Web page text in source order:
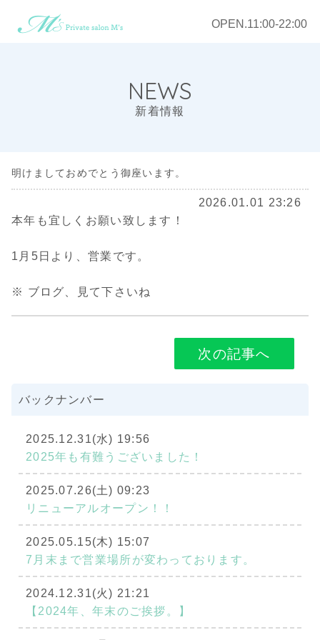
OPEN.11:00-22:00
NEWS
新着情報
明けましておめでとう御座います。
2026.01.01 23:26
本年も宜しくお願い致します！
1月5日より、営業です。
※ ブログ、見て下さいね
次の記事へ
バックナンバー
2025.12.31(水) 19:56
2025年も有難うございました！
2025.07.26(土) 09:23
リニューアルオープン！！
2025.05.15(木) 15:07
7月末まで営業場所が変わっております。
2024.12.31(火) 21:21
【2024年、年末のご挨拶。】